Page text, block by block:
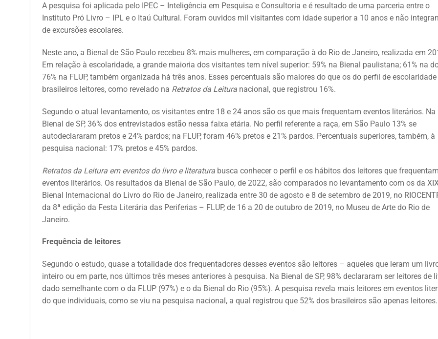
A pesquisa foi aplicada pelo IPEC – Inteligência em Pesquisa e Consultoria e é resultado de uma parceria entre o
Instituto Pró Livro – IPL e o Itaú Cultural. Foram ouvidos mil visitantes com idade superior a 10 anos e não
de excursões escolares.
Neste ano, a Bienal de São Paulo recebeu 8% mais mulheres, em comparação à do Rio de Janeiro, realizada em
Em relação à escolaridade, a grande maioria dos visitantes tem nível superior: 59% na Bienal paulistana; 61% na
76% na FLUP, também organizada há três anos. Esses percentuais são maiores do que os do perfil de
brasileiros leitores, como revelado na Retratos da Leitura nacional, que registrou 16%.
Segundo o atual levantamento, os visitantes entre 18 e 24 anos são os que mais frequentam eventos literários. Na
Bienal de SP, 36% dos entrevistados estão nessa faixa etária. No perfil referente a raça, em São Paulo 13% se
autodeclararam pretos e 24% pardos; na FLUP, foram 46% pretos e 21% pardos. Percentuais superiores, também, à
pesquisa nacional: 17% pretos e 45% pardos.
Retratos da Leitura em eventos do livro e literatura busca conhecer o perfil e os hábitos dos leitores que
eventos literários. Os resultados da Bienal de São Paulo, de 2022, são comparados no levantamento com os da
Bienal Internacional do Livro do Rio de Janeiro, realizada entre 30 de agosto e 8 de setembro de 2019, no
da 8ª edição da Festa Literária das Periferias – FLUP, de 16 a 20 de outubro de 2019, no Museu de Arte do Rio de
Janeiro.
Frequência de leitores
Segundo o estudo, quase a totalidade dos frequentadores desses eventos são leitores – aqueles que leram um
inteiro ou em parte, nos últimos três meses anteriores à pesquisa. Na Bienal de SP, 98% declararam ser leitores de
dado semelhante com o da FLUP (97%) e o da Bienal do Rio (95%). A pesquisa revela mais leitores em eventos
do que individuais, como se viu na pesquisa nacional, a qual registrou que 52% dos brasileiros são apenas leitores.